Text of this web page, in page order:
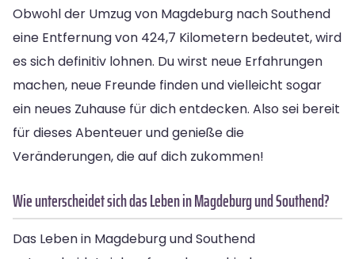
Obwohl der Umzug von Magdeburg nach Southend
eine Entfernung von 424,7 Kilometern bedeutet, wird
es sich definitiv lohnen. Du wirst neue Erfahrungen
machen, neue Freunde finden und vielleicht sogar
ein neues Zuhause für dich entdecken. Also sei bereit
für dieses Abenteuer und genieße die
Veränderungen, die auf dich zukommen!
Wie unterscheidet sich das Leben in Magdeburg und Southend?
Das Leben in Magdeburg und Southend